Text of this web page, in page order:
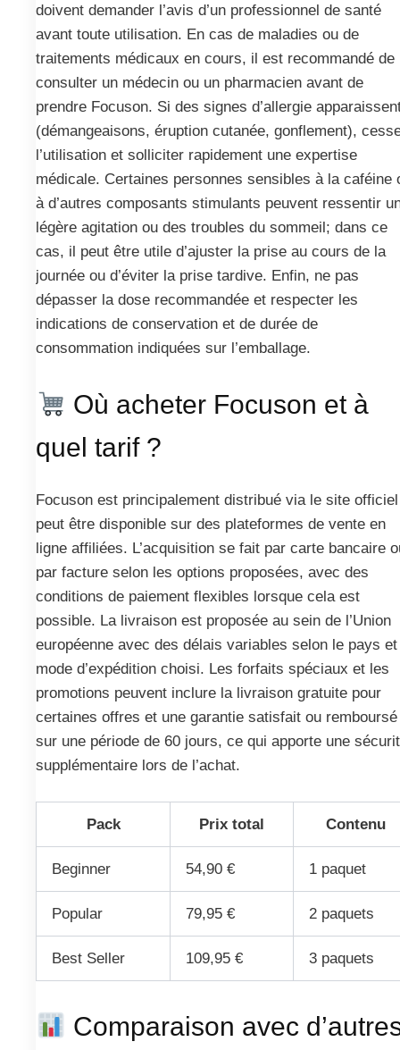
doivent demander l’avis d’un professionnel de santé
avant toute utilisation. En cas de maladies ou de
traitements médicaux en cours, il est recommandé de
consulter un médecin ou un pharmacien avant de
prendre Focuson. Si des signes d’allergie
(démangeaisons, éruption cutanée, gonflement),
l’utilisation et solliciter rapidement une expertise
médicale. Certaines personnes sensibles à la caféine
à d’autres composants stimulants peuvent ressentir
légère agitation ou des troubles du sommeil; dans ce
cas, il peut être utile d’ajuster la prise au cours de la
journée ou d’éviter la prise tardive. Enfin, ne pas
dépasser la dose recommandée et respecter les
indications de conservation et de durée de
consommation indiquées sur l’emballage.
Où acheter Focuson et à
quel tarif ?
Focuson est principalement distribué via le site
peut être disponible sur des plateformes de vente en
ligne affiliées. L’acquisition se fait par carte bancaire
par facture selon les options proposées, avec des
conditions de paiement flexibles lorsque cela est
possible. La livraison est proposée au sein de l’Union
européenne avec des délais variables selon le pays
mode d’expédition choisi. Les forfaits spéciaux et les
promotions peuvent inclure la livraison gratuite pour
certaines offres et une garantie satisfait ou remboursé
sur une période de 60 jours, ce qui apporte une
supplémentaire lors de l’achat.
Pack Prix total Contenu
Beginner 54,90 € 1 paquet
Popular 79,95 € 2 paquets
Best Seller 109,95 € 3 paquets
Comparaison avec